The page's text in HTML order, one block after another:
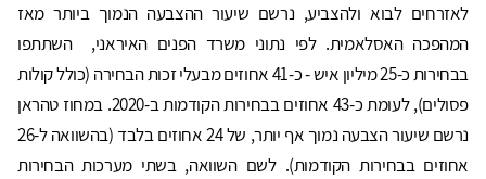
לאזרחים לבוא ולהצביע, נרשם שיעור ההצבעה הנמוך ביותר מאז
המהפכה האסלאמית. לפי נתוני משרד הפנים האיראני, השתתפו
בבחירות כ-25 מיליון איש - כ-41 אחוזים מבעלי זכות הבחירה (כולל קולות
פסולים), לעומת כ-43 אחוזים בבחירות הקודמות ב-2020. במחוז טהראן
נרשם שיעור הצבעה נמוך אף יותר, של 24 אחוזים בלבד (בהשוואה ל-26
אחוזים בבחירות הקודמות). לשם השוואה, בשתי מערכות הבחירות